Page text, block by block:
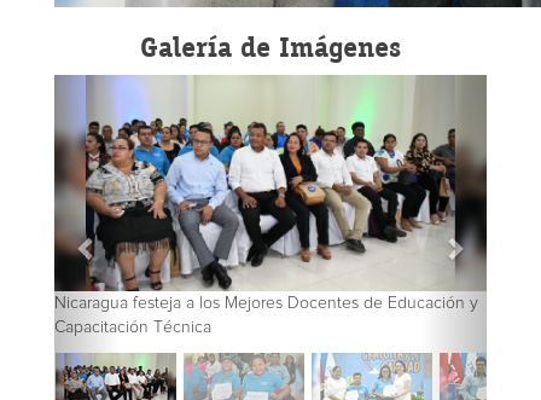
Galería de Imágenes
Nicaragua festeja a los Mejores Docentes de Educación y
Capacitación Técnica